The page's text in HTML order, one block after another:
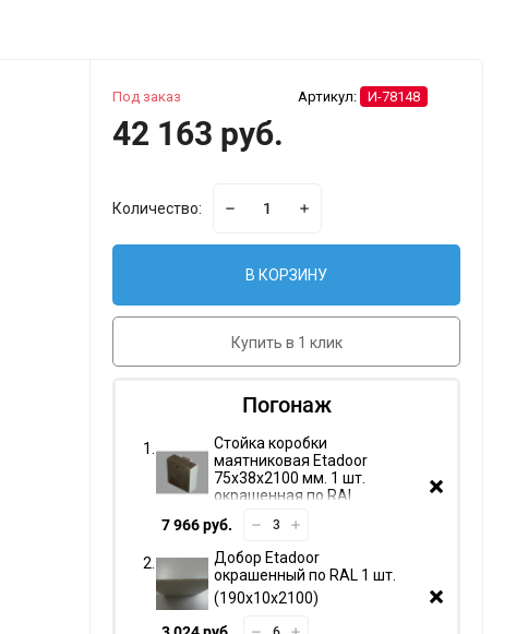
Артикул: И-78148
Под заказ
42 163 руб.
Количество:
В КОРЗИНУ
Купить в 1 клик
Погонаж
Стойка коробки
маятниковая Etadoor
75х38х2100 мм. 1 шт.
окрашенная по RAL
7 966 руб.
Добор Etadoor
окрашенный по RAL 1 шт.
190х10х2100